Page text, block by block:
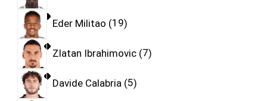
Eder Militao 19
Zlatan Ibrahimovic 7
Davide Calabria 5